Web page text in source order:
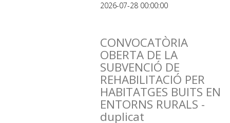
2026-07-28 00:00:00
CONVOCATÒRIA
OBERTA DE LA
SUBVENCIÓ DE
REHABILITACIÓ PER
HABITATGES BUITS EN
ENTORNS RURALS -
duplicat